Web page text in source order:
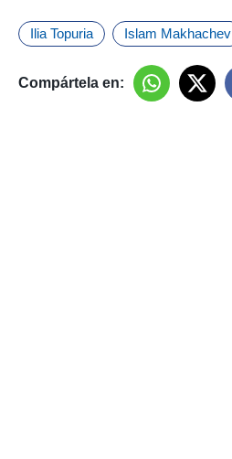
Ilia Topuria Islam Makhachev
Compártela en: